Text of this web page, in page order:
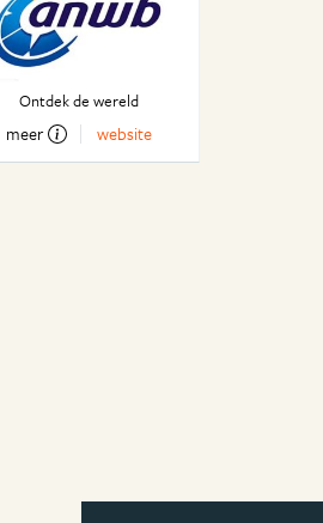
Ontdek de wereld
meer website